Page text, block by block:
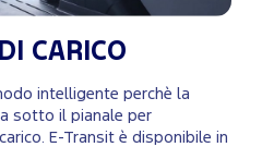
CARICO
intelligente perchè la
sotto il pianale per
E-Transit è disponibile in